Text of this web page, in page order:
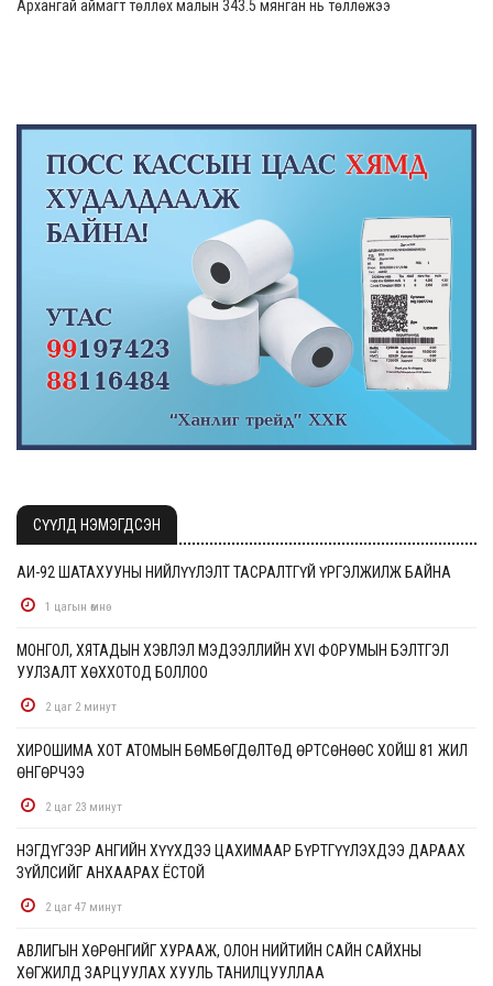
Архангай аймагт төллөх малын 343.5 мянган нь төллөжээ
СҮҮЛД НЭМЭГДСЭН
АИ-92 ШАТАХУУНЫ НИЙЛҮҮЛЭЛТ ТАСРАЛТГҮЙ ҮРГЭЛЖИЛЖ БАЙНА
1 цагын өмнө
МОНГОЛ, ХЯТАДЫН ХЭВЛЭЛ МЭДЭЭЛЛИЙН XVI ФОРУМЫН БЭЛТГЭЛ
УУЛЗАЛТ ХӨХХОТОД БОЛЛОО
2 цаг 2 минут
ХИРОШИМА ХОТ АТОМЫН БӨМБӨГДӨЛТӨД ӨРТСӨНӨӨС ХОЙШ 81 ЖИЛ
ӨНГӨРЧЭЭ
2 цаг 23 минут
НЭГДҮГЭЭР АНГИЙН ХҮҮХДЭЭ ЦАХИМААР БҮРТГҮҮЛЭХДЭЭ ДАРААХ
ЗҮЙЛСИЙГ АНХААРАХ ЁСТОЙ
2 цаг 47 минут
АВЛИГЫН ХӨРӨНГИЙГ ХУРААЖ, ОЛОН НИЙТИЙН САЙН САЙХНЫ
ХӨГЖИЛД ЗАРЦУУЛАХ ХУУЛЬ ТАНИЛЦУУЛЛАА